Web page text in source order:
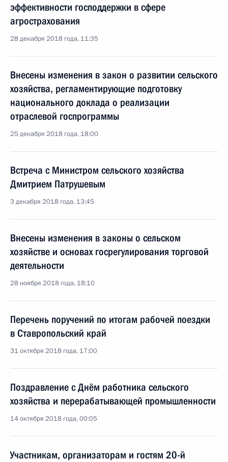
эффективности господдержки в сфере
агрострахования
28 декабря 2018 года, 11:35
Внесены изменения в закон о развитии сельского
хозяйства, регламентирующие подготовку
национального доклада о реализации
отраслевой госпрограммы
25 декабря 2018 года, 18:00
Встреча с Министром сельского хозяйства
Дмитрием Патрушевым
3 декабря 2018 года, 13:45
Внесены изменения в законы о сельском
хозяйстве и основах госрегулирования торговой
деятельности
28 ноября 2018 года, 18:10
Перечень поручений по итогам рабочей поездки
в Ставропольский край
31 октября 2018 года, 17:00
Поздравление с Днём работника сельского
хозяйства и перерабатывающей промышленности
14 октября 2018 года, 00:05
Участникам, организаторам и гостям 20-й